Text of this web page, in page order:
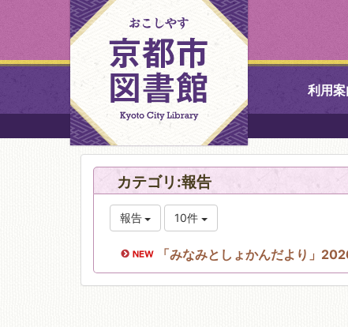
利用案
中央図書館
久世ふれ
カテゴリ:報告
報告 10件
「みなみとしょかんだより」